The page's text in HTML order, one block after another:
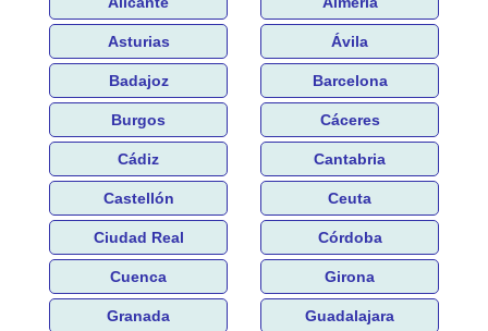
Asturias Ávila
Badajoz Barcelona
Burgos Cáceres
Cádiz Cantabria
Castellón Ceuta
Ciudad Real Córdoba
Cuenca Girona
Granada Guadalajara